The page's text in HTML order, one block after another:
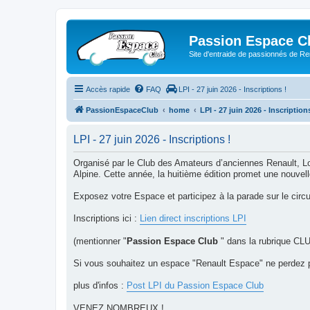
Passion Espace
Site d'entraide de passionnés de
Accès rapide FAQ LPI - 27 juin 2026 - Inscriptions !
PassionEspaceClub home LPI - 27 juin 2026 -
LPI - 27 juin 2026 - Inscriptions !
Organisé par le Club des Amateurs d’anciennes Renault,
Alpine. Cette année, la huitième édition promet une
Exposez votre Espace et participez à la parade sur le
Inscriptions ici : Lien direct inscriptions LPI
(mentionner " Passion Espace Club " dans la rubrique
Si vous souhaitez un espace "Renault Espace" ne perdez
plus d'infos : Post LPI du Passion Espace Club